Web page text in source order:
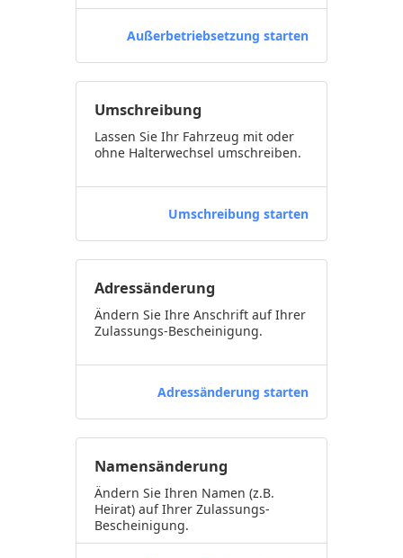
Außerbetriebsetzung starten
Umschreibung
Lassen Sie Ihr Fahrzeug mit oder
ohne Halterwechsel umschreiben.
Umschreibung starten
Adressänderung
Ändern Sie Ihre Anschrift auf Ihrer
Zulassungs-Bescheinigung.
Adressänderung starten
Namensänderung
Ändern Sie Ihren Namen (z.B.
Heirat) auf Ihrer Zulassungs-
Bescheinigung.